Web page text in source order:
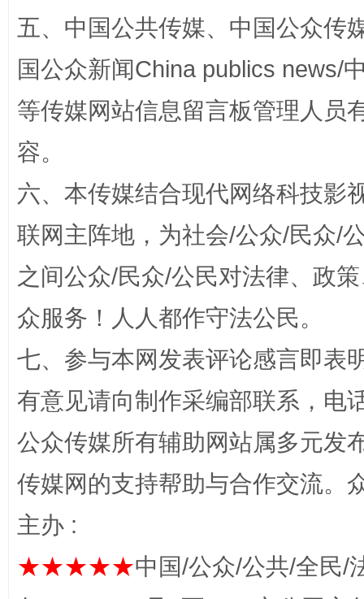
招工难、用工荒背后
网上购药对药下症？
五、中国公共传媒、中国公众传
国公众新闻China publics news/
等传媒网站信息留言板管理人员
容。
六、本传媒结合现代网络科技影
联网主阵地，为社会/公众/民众/
之间公众/民众/公民对法律、政
众服务！人人都作守法公民。
七、参与本网发表评论感言即表
有意见请向制作采编部联系，电
公众传媒所有辅助网站属多元发
传媒网的支持帮助与合作交流。
主办 :
★★★★★中国/公众/公共/全民/